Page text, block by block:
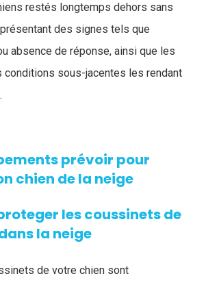
restés longtemps dehors sans
des signes tels que
absence de réponse, ainsi que les
conditions sous-jacentes les rendant
prévoir pour
chien de la neige
les coussinets de
la neige
de votre chien sont